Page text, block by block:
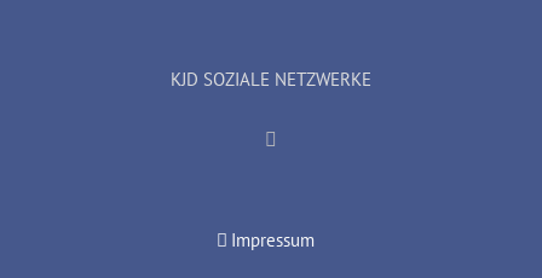
KJD SOZIALE NETZWERKE
Impressum